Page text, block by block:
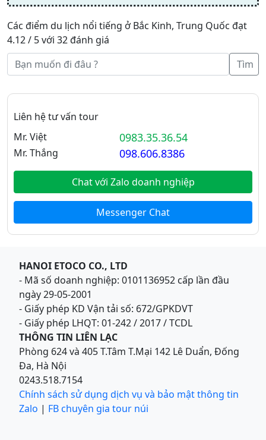
Các điểm du lịch nổi tiếng ở Bắc Kinh, Trung Quốc đạt
4.12 / 5 với 32 đánh giá
Tìm
Liên hệ tư vấn tour
Mr. Việt
0983.35.36.54
Mr. Thắng 098.606.8386
Chat với Zalo doanh nghiệp
Messenger Chat
HANOI ETOCO CO., LTD
- Mã số doanh nghiệp: 0101136952 cấp lần đầu
ngày 29-05-2001
- Giấy phép KD Vận tải số: 672/GPKDVT
- Giấy phép LHQT: 01-242 / 2017 / TCDL
THÔNG TIN LIÊN LẠC
Phòng 624 và 405 T.Tâm T.Mại 142 Lê Duẩn, Đống
Đa, Hà Nội
0243.518.7154
Chính sách sử dụng dịch vụ và bảo mật thông tin
Zalo | FB chuyên gia tour núi